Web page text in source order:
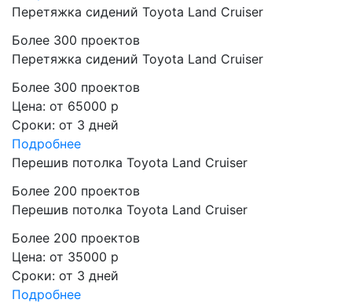
Перетяжка сидений Toyota Land Cruiser
Более 300 проектов
Перетяжка сидений Toyota Land Cruiser
Более 300 проектов
Цена: от 65000 р
Сроки: от 3 дней
Подробнее
Перешив потолка Toyota Land Cruiser
Более 200 проектов
Перешив потолка Toyota Land Cruiser
Более 200 проектов
Цена: от 35000 р
Сроки: от 3 дней
Подробнее